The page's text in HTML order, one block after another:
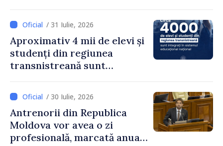
/ 31 Iulie, 2026
Aproximativ 4 mii de elevi și
studenți din regiunea
transnistreană sunt
educațional național
/ 30 Iulie, 2026
Antrenorii din Republica
Moldova vor avea o zi
profesională, marcată anual